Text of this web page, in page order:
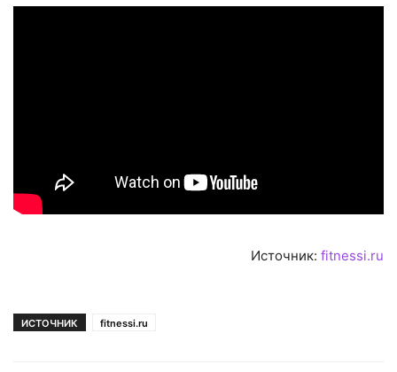
Источник: fitnessi.ru
ИСТОЧНИК fitnessi.ru